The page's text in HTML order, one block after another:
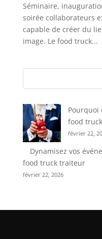
Séminaire,
soirée collaborateurs
capable de créer du
image. Le food truck...
Pourquoi
food
février 22,
Dynamisez vos
food truck traiteur
février 22, 2026